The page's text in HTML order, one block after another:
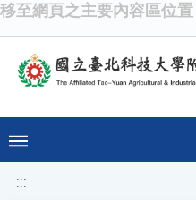
移至網頁之主要內容區位置
:::